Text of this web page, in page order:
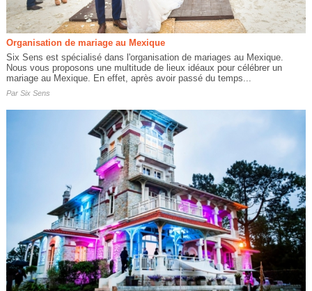
Organisation de mariage au Mexique
Six Sens est spécialisé dans l'organisation de mariages au Mexique.
Nous vous proposons une multitude de lieux idéaux pour célébrer un
mariage au Mexique. En effet, après avoir passé du temps...
Par Six Sens